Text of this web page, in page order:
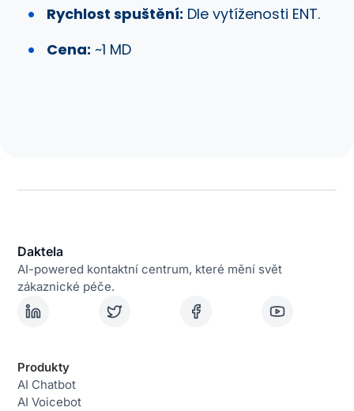
Rychlost spuštění: Dle vytíženosti ENT.
Cena: ~1 MD
Daktela
AI-powered kontaktní centrum, které mění svět
zákaznické péče.
Produkty
AI Chatbot
AI Voicebot